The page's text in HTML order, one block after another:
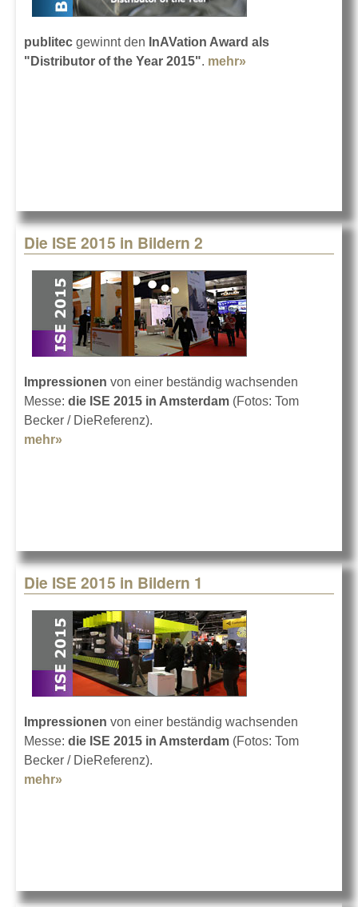
publitec gewinnt den InAVation Award als
"Distributor of the Year 2015". mehr»
Die ISE 2015 in Bildern 2
Impressionen von einer beständig wachsenden
Messe: die ISE 2015 in Amsterdam (Fotos: Tom
Becker / DieReferenz).
mehr»
Die ISE 2015 in Bildern 1
Impressionen von einer beständig wachsenden
Messe: die ISE 2015 in Amsterdam (Fotos: Tom
Becker / DieReferenz).
mehr»